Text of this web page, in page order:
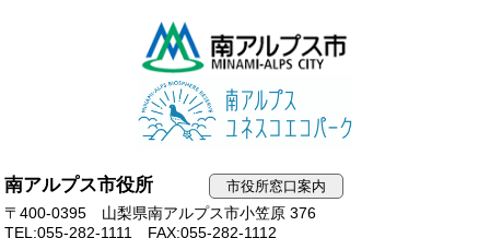
南アルプス市役所 市役所窓口案内
〒400-0395 山梨県南アルプス市小笠原 376
TEL:055-282-1111
FAX:055-282-1112